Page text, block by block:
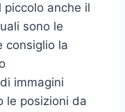
anche il
sono le
consiglio la
immagini
le posizioni da